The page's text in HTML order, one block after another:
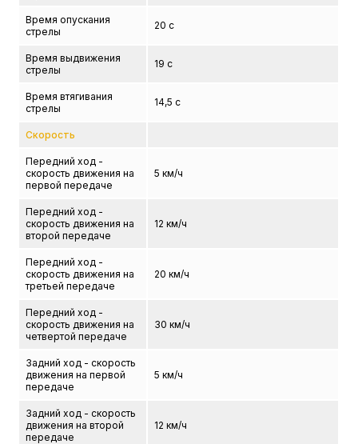
Время опускания
стрелы
20 с
Время выдвижения
стрелы
19 с
Время втягивания
стрелы
14,5 с
Скорость
Передний ход -
скорость движения на
первой передаче
5 км/ч
Передний ход -
скорость движения на
второй передаче
12 км/ч
Передний ход -
скорость движения на
третьей передаче
20 км/ч
Передний ход -
скорость движения на
четвертой передаче
30 км/ч
Задний ход - скорость
движения на первой
передаче
5 км/ч
Задний ход - скорость
движения на второй
передаче
12 км/ч